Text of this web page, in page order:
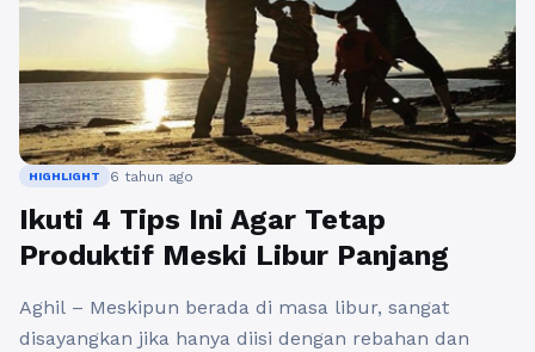
HIGHLIGHT 6 tahun ago
Ikuti 4 Tips Ini Agar Tetap
Produktif Meski Libur Panjang
Aghil – Meskipun berada di masa libur, sangat
disayangkan jika hanya diisi dengan rebahan dan